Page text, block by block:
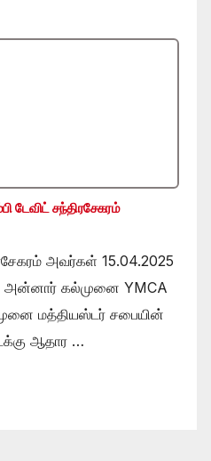
சந்திரசேகரம்
அவர்கள் 15.04.2025
அன்னார் கல்முனை YMCA
மத்தியஸ்டர் சபையின்
ஆதார …